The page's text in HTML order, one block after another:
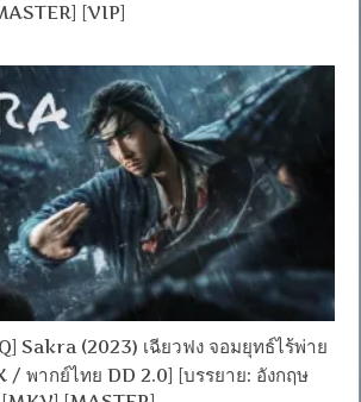
[VIP]
Sakra (2023) เฉียวฟง จอมยุทธ์ไร้พ่าย
/ พากย์ไทย DD 2.0] [บรรยาย: อังกฤษ